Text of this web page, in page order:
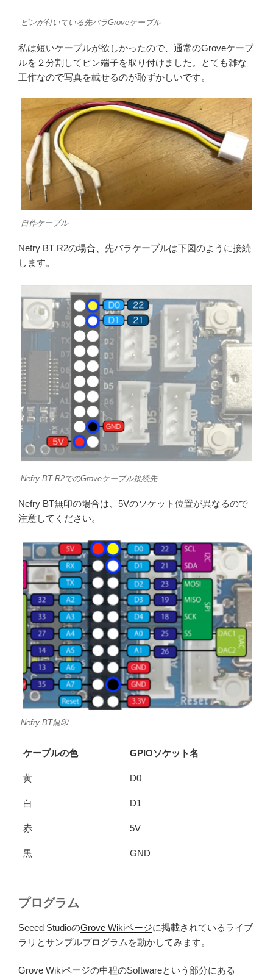
ピンが付いている先バラGroveケーブル
私は短いケーブルが欲しかったので、通常のGroveケーブ
ルを２分割してピン端子を取り付けました。とても雑な
工作なので写真を載せるのが恥ずかしいです。
自作ケーブル
Nefry BT R2の場合、先バラケーブルは下図のように接続
します。
Nefry BT R2でのGroveケーブル接続先
Nefry BT無印の場合は、5Vのソケット位置が異なるので
注意してください。
Nefry BT無印
ケーブルの色 GPIOソケット名
黄 D0
白 D1
赤 5V
黒 GND
プログラム
Seeed StudioのGrove Wikiページに掲載されているライブ
ラリとサンプルプログラムを動かしてみます。
Grove Wikiページの中程のSoftwareという部分にある